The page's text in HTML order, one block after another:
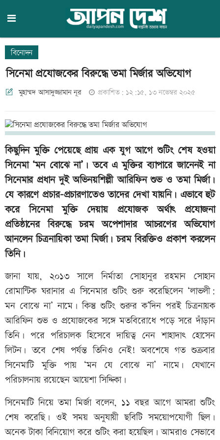
বিনোদন
সিনেমা প্রযোজকের বিরুদ্ধে তমা মির্জার অভিযোগ
মুহাম্মদ আসাদুজ্জামান নূর প্রকাশিত: ১২:১৫, ১৩ নভেম্বর ২০২৫
কিছুদিন মুক্তি পেয়েছে প্রায় এক যুগ আগে শুটিং শেষ হওয়া
সিনেমা ‘মন বোঝে না’। তবে এ মুক্তির ব্যাপারে জানেনই না
সিনেমার প্রধান দুই অভিনয়শিল্পী আরিফিন শুভ ও তমা মির্জা।
যে কারণে প্রচার-প্রচারণাতেও তাদের দেখা যায়নি। এভাবে হুট
করে সিনেমা মুক্তি দেয়ায় প্রযোজক অর্থাৎ প্রযোজনা
প্রতিষ্ঠানের বিরুদ্ধে চরম অপেশাদার আচরণের অভিযোগ
আনলেন চিত্রনায়িকা তমা মির্জা। চরম বিরক্তিও প্রকাশ করলেন
তিনি।
জানা যায়, ২০১৩ সালে নির্মাতা সোহানুর রহমান সোহান
রোমান্টিক ঘরানার এ সিনেমার শুটিং শুরু করেছিলেন ‘লাভলী:
মন বোঝে না’ নামে। কিন্তু শুটিং শুরুর ক’দিন পরই চিত্রনায়ক
আরিফিন শুভ ও প্রযোজকের সঙ্গে মতবিরোধে পড়ে সরে দাঁড়ান
তিনি। পরে পরিচালক হিসেবে দায়িত্ব নেন শাহাদাৎ হোসেন
লিটন। তবে শেষ পর্যন্ত তিনিও নেই! অবশেষে গত শুক্রবার
সিনেমাটি মুক্তি পায় ‘মন যে বোঝে না’ নামে। যেখানে
পরিচালনায় রয়েছেন আয়েশা সিদ্দিকা।
সিনেমাটি নিয়ে তমা মির্জা বলেন, ১১ বছর আগে আমরা শুটিং
শেষ করেছি। ওই সময় অনুযায়ী ছবিটি সময়োপযোগী ছিল।
অনেক টাকা বিনিয়োগ করে শুটিং করা হয়েছিল। আমরাও সেভাবে